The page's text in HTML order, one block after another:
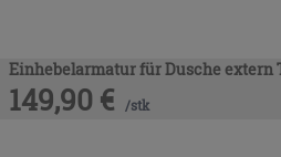
Einhebelarmatur für Dusche extern
149,90 € /stk